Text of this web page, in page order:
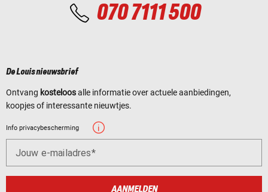
070 7111 500
De Louis nieuwsbrief
Ontvang kosteloosalle informatie over actuele aanbiedingen,
koopjes of interessante nieuwtjes.
Info privacybescherming
Jouw e-mailadres
AANMELDEN